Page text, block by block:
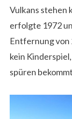
Vulkans stehen
erfolgte 1972
Entfernung von
kein
spüren